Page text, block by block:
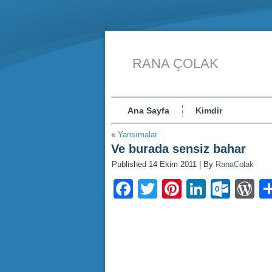
RANA ÇOLAK
Ana Sayfa Kimdir
« Yansımalar
Ve burada sensiz bahar
Published 14 Ekim 2011 By RanaColak
Facebook
TwitterPinterest